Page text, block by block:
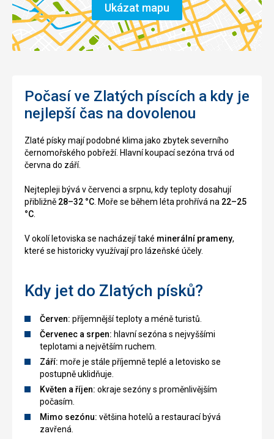
Ukázat mapu
Počasí ve Zlatých píscích a kdy je
nejlepší čas na dovolenou
Zlaté písky mají podobné klima jako zbytek severního
černomořského pobřeží. Hlavní koupací sezóna trvá od
června do září.
Nejtepleji bývá v červenci a srpnu, kdy teploty dosahují
přibližně 28–32 °C . Moře se během léta prohřívá na 22–25
°C
V okolí letoviska se nacházejí také minerální prameny,
které se historicky využívají pro lázeňské účely.
Kdy jet do Zlatých písků?
Červen: příjemnější teploty a méně turistů.
Červenec a srpen: hlavní sezóna s nejvyššími
teplotami a největším ruchem.
Září: moře je stále příjemně teplé a letovisko se
postupně uklidňuje.
Květen a říjen: okraje sezóny s proměnlivějším
počasím.
Mimo sezónu: většina hotelů a restaurací bývá
zavřená.